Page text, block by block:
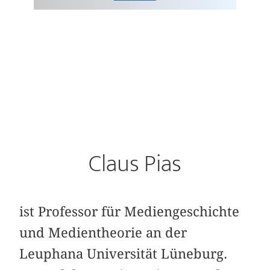
Claus Pias
ist Professor für Mediengeschichte
und Medientheorie an der
Leuphana Universität Lüneburg.